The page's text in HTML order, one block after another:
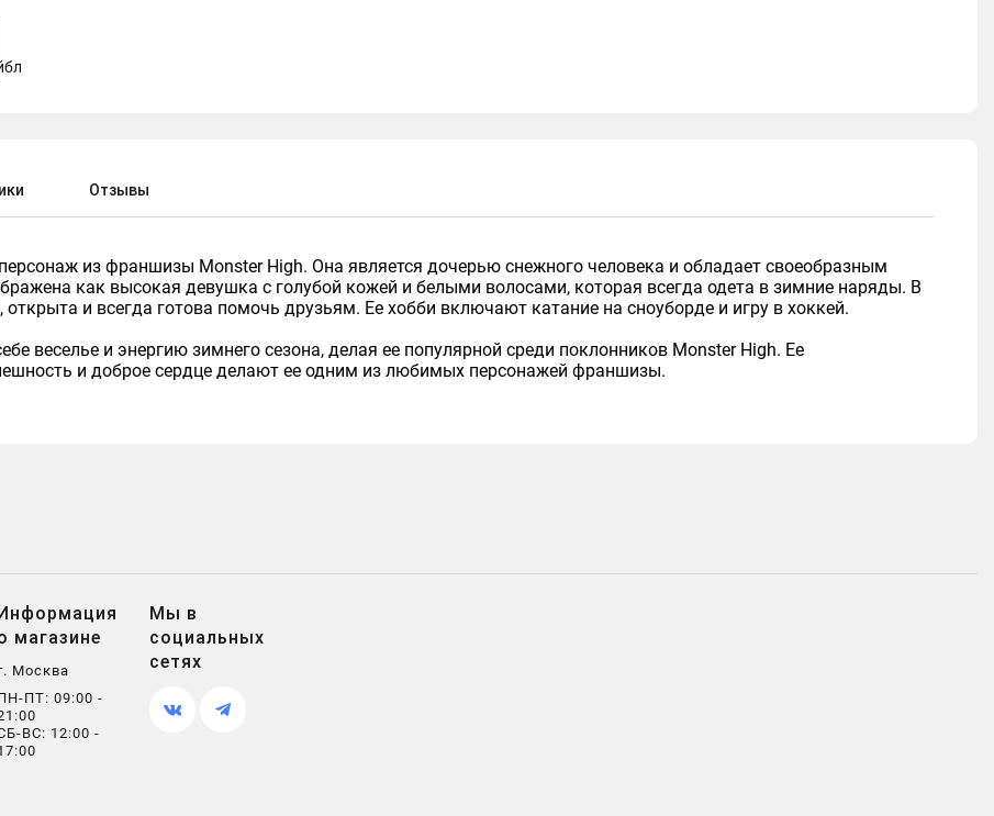
Отзывы
из франшизы Monster High. Она является дочерью снежного человека и обладает своеобразным
как высокая девушка с голубой кожей и белыми волосами, которая всегда одета в зимние наряды. В
и всегда готова помочь друзьям. Ее хобби включают катание на сноуборде и игру в хоккей.
веселье и энергию зимнего сезона, делая ее популярной среди поклонников Monster High. Ее
и доброе сердце делают ее одним из любимых персонажей франшизы.
магазине
Москва
ПТ: 09:00 -
ВС: 12:00 -
Мы в
социальных
сетях